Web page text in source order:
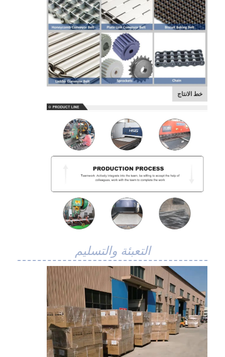
خط الانتاج
التعبئة والتسليم